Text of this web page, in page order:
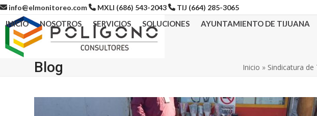
Skip
content
info@elmonitoreo.com MXLI (686) 543-2043 TIJ (664) 285-3065
INICIO NOSOTROS SERVICIOS SOLUCIONES AYUNTAMIENTO DE TIJUANA
Blog Inicio » Sindicatura de